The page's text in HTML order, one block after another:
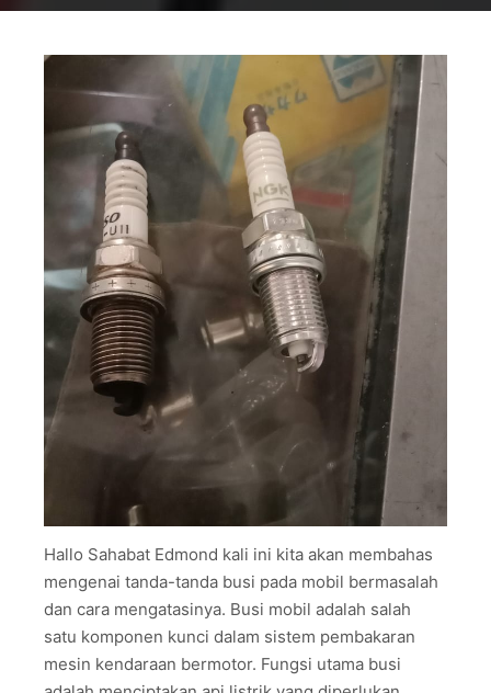
Hallo Sahabat Edmond kali ini kita akan membahas
mengenai tanda-tanda busi pada mobil bermasalah
dan cara mengatasinya. Busi mobil adalah salah
satu komponen kunci dalam sistem pembakaran
mesin kendaraan bermotor. Fungsi utama busi